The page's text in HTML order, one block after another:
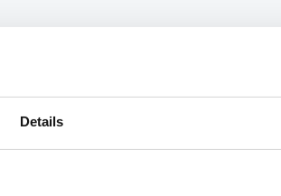
Details
voor meer dan 150
mogelijkheden voor een
je de intensiteit van je oefeningen